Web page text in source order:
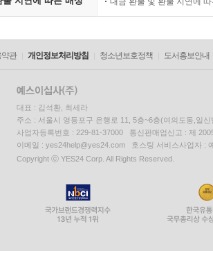
약관 개인정보처리방침 청소년보호정책 도서홍보안내
대표 : 김석환, 최세라
주소 : 서울시 영등포구 은행로 11, 5층~6층(여의도동,일신
사업자등록번호 : 229-81-37000 통신판매업신고 : 제
이메일 : yes24help@yes24.com 호스팅 서비스사업자 :
Copyright ⓒ YES24 Corp. All Rights Reserved.